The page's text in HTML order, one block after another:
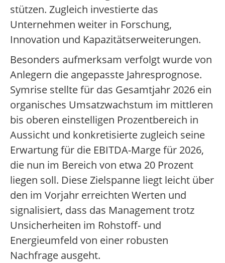
stützen. Zugleich investierte das
Unternehmen weiter in Forschung,
Innovation und Kapazitätserweiterungen.
Besonders aufmerksam verfolgt wurde von
Anlegern die angepasste Jahresprognose.
Symrise stellte für das Gesamtjahr 2026 ein
organisches Umsatzwachstum im mittleren
bis oberen einstelligen Prozentbereich in
Aussicht und konkretisierte zugleich seine
Erwartung für die EBITDA-Marge für 2026,
die nun im Bereich von etwa 20 Prozent
liegen soll. Diese Zielspanne liegt leicht über
den im Vorjahr erreichten Werten und
signalisiert, dass das Management trotz
Unsicherheiten im Rohstoff- und
Energieumfeld von einer robusten
Nachfrage ausgeht.